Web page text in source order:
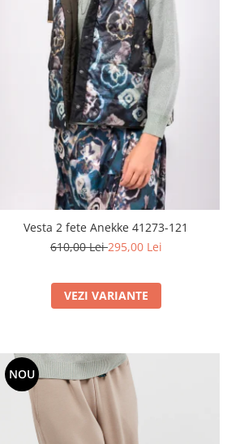
Vesta 2 fete Anekke 41273-121
610,00 Lei295,00 Lei
VEZI VARIANTE
NOU